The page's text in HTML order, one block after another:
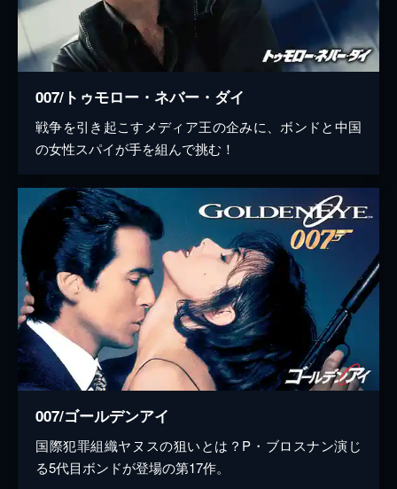
007/トゥモロー・ネバー・ダイ
戦争を引き起こすメディア王の企みに、ボンドと中国
の女性スパイが手を組んで挑む！
007/ゴールデンアイ
国際犯罪組織ヤヌスの狙いとは？P・ブロスナン演じ
る5代目ボンドが登場の第17作。